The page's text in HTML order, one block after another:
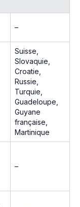
–
Suisse,
Slovaquie,
Croatie,
Russie,
Turquie,
Guadeloupe,
Guyane
française,
Martinique
–